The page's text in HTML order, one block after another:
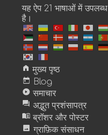
यह ऐप 21 भाषाओं में उपलब्ध
है।
home मुख्य पृष्ठ
today Blog
play_circle समाचार
forum अद्भुत प्रशंसापत्र
menu_book ब्रॉशर और पोस्टर
image ग्राफ़िक संसाधन